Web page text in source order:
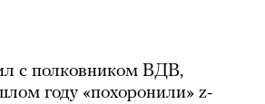
с полковником ВДВ,
году «похоронили» z-